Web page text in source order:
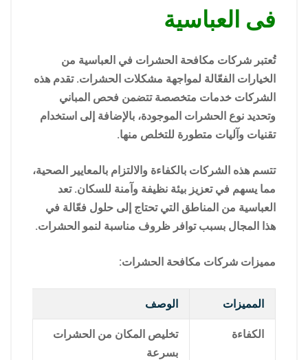
فى العباسية
تُعتبر شركات مكافحة الحشرات في العباسية من
الخيارات الفعّالة لمواجهة مشكلات الحشرات. تقدم هذه
الشركات خدمات متخصصة تتضمن فحص المباني
وتحديد نوع الحشرات الموجودة، بالإضافة إلى استخدام
تقنيات وآليات متطورة للتخلص منها.
تتسم هذه الشركات بالكفاءة والالتزام بالمعايير الصحية،
مما يسهم في تعزيز بيئة نظيفة وآمنة للسكان. تعد
العباسية من المناطق التي تحتاج إلى حلول فعّالة في
هذا المجال بسبب توافر ظروف مناسبة لنمو الحشرات.
مميزات شركات مكافحة الحشرات:
المميزات الوصف
الكفاءة
تخليص المكان من الحشرات
بسرعة